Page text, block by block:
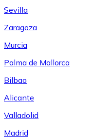
Sevilla
Zaragoza
Murcia
Palma de Mallorca
Bilbao
Alicante
Valladolid
Madrid